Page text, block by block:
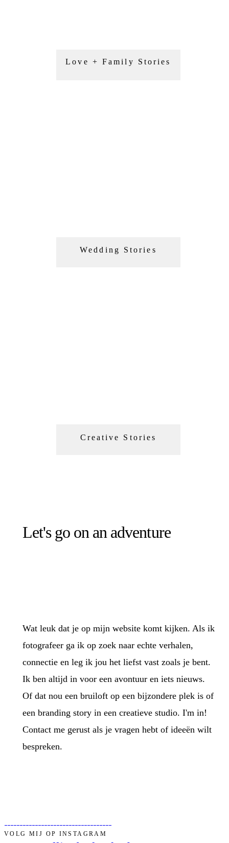
Love + Family Stories
Wedding Stories
Creative Stories
Let's go on an adventure
Wat leuk dat je op mijn website komt kijken. Als ik
fotografeer ga ik op zoek naar echte verhalen,
connectie en leg ik jou het liefst vast zoals je bent.
Ik ben altijd in voor een avontuur en iets nieuws.
Of dat nou een bruiloft op een bijzondere plek is of
een branding story in een creatieve studio. I'm in!
Contact me gerust als je vragen hebt of ideeën wilt
bespreken.
VOLG MIJ OP INSTAGRAM